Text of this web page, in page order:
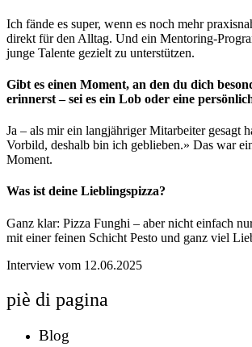
Ich fände es super, wenn es noch mehr
direkt für den Alltag. Und ein Mentoring-
junge Talente gezielt zu unterstützen.
Gibt es einen Moment, an den du dich
erinnerst – sei es ein Lob oder eine
Ja – als mir ein langjähriger Mitarbeiter gesagt
Vorbild, deshalb bin ich geblieben.» Das war
Moment.
Was ist deine Lieblingspizza?
Ganz klar: Pizza Funghi – aber nicht einfach
mit einer feinen Schicht Pesto und ganz viel
Interview vom 12.06.2025
piè di pagina
Blog